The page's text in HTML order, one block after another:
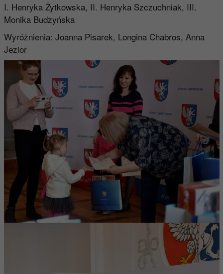
I. Henryka Żytkowska, II. Henryka Szczuchniak, III.
Monika Budzyńska
Wyróżnienia: Joanna Pisarek, Longina Chabros, Anna
Jezior